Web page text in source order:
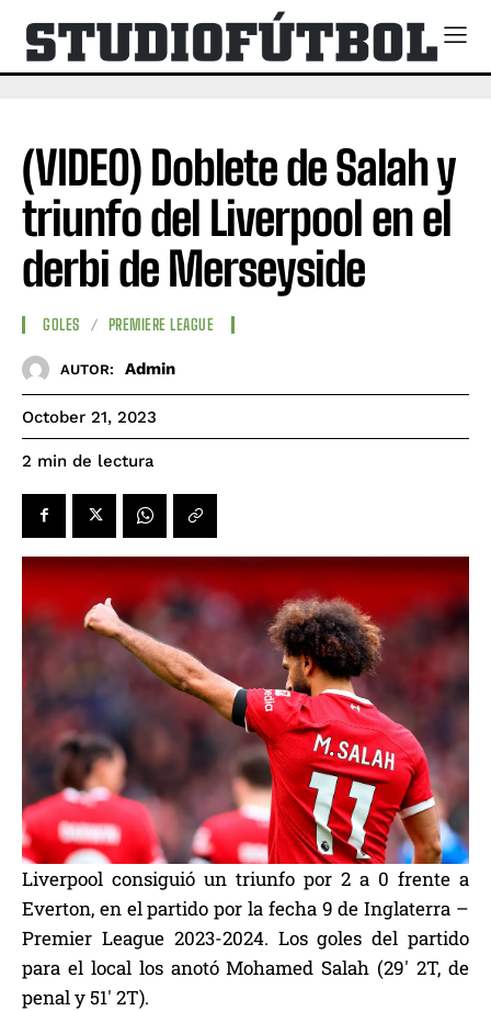
(VIDEO) Doblete de Salah y
triunfo del Liverpool en el
derbi de Merseyside
GOLES PREMIERE LEAGUE
AUTOR: Admin
October 21, 2023
2 min de lectura
Liverpool consiguió un triunfo por 2 a 0 frente a
Everton, en el partido por la fecha 9 de Inglaterra –
Premier League 2023-2024. Los goles del partido
para el local los anotó Mohamed Salah (29′ 2T, de
penal y 51′ 2T).